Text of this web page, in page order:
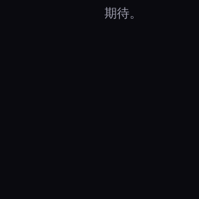
期待。